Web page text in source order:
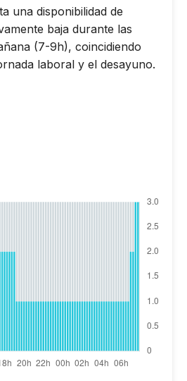
una disponibilidad de
baja durante las
(7-9h), coincidiendo
laboral y el desayuno.